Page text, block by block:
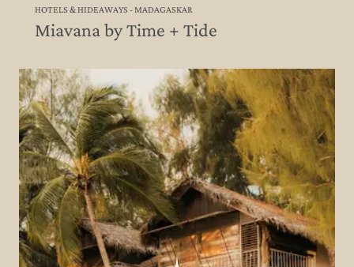
HOTELS & HIDEAWAYS - MADAGASKAR
Miavana by Time + Tide